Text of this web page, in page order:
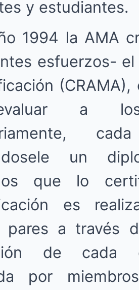
y estudiantes.
1994 la AMA
esfuerzos- el
a los
un
que lo
es
pares a través
de cada
por